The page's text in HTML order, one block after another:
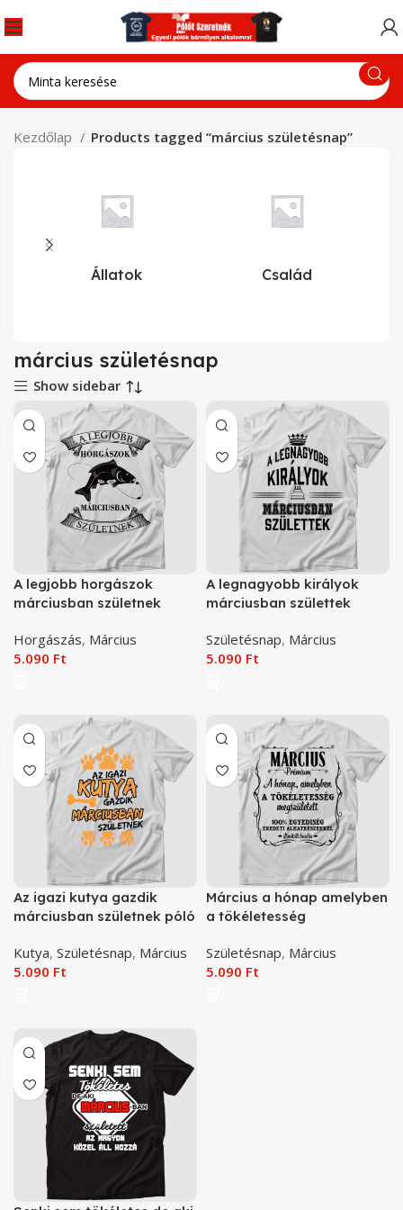
Kezdőlap Products tagged “március születésnap”
Állatok Család
március születésnap
Show sidebar
A legjobb horgászok
márciusban születnek
Horgászás, Március
5.090 Ft
A legnagyobb királyok
márciusban születtek
Születésnap, Március
5.090 Ft
Az igazi kutya gazdik
márciusban születnek póló
Kutya, Születésnap, Március
5.090 Ft
Március a hónap amelyben
a tökéletesség
Születésnap, Március
5.090 Ft